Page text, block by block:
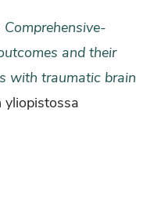
Comprehensive-
and their
with traumatic brain